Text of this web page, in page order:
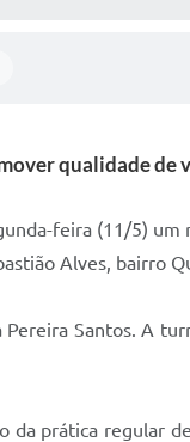
qualidade de
feira (11/5)
Alves, bairro
Santos. A
prática regular